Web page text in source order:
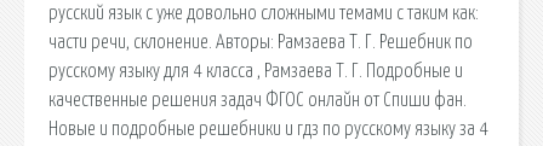
русский язык с уже довольно сложными темами с таким как:
части речи, склонение. Авторы: Рамзаева Т. Г. Решебник по
русскому языку для 4 класса , Рамзаева Т. Г. Подробные и
качественные решения задач ФГОС онлайн от Спиши фан.
Новые и подробные решебники и гдз по русскому языку за 4